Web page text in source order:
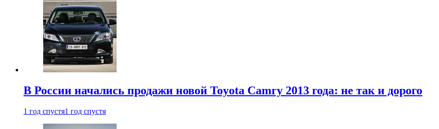
В России начались продажи новой Toyota Camry 2013 года: не так и дорого
1 год спустя1 год спустя